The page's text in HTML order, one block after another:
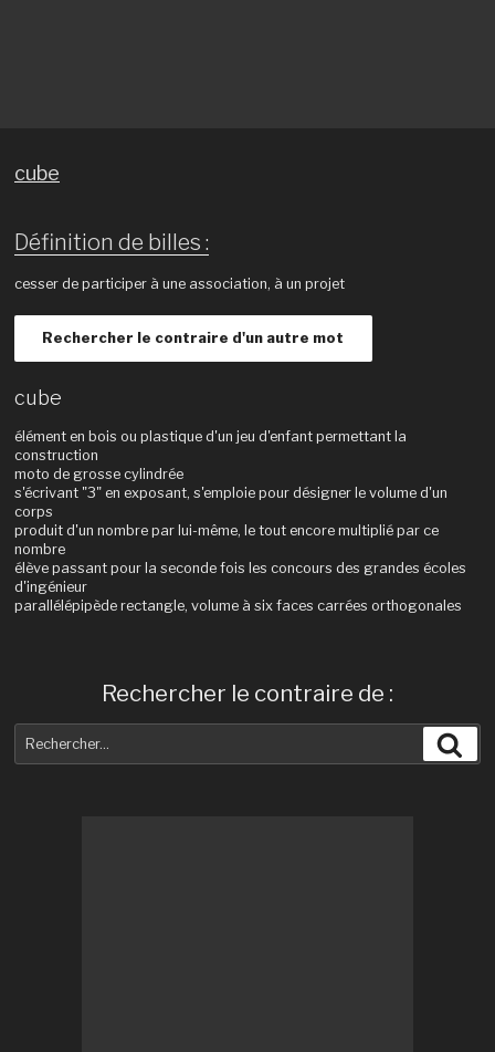
cube
Définition de billes :
cesser de participer à une association, à un projet
Rechercher le contraire d'un autre mot
cube
élément en bois ou plastique d'un jeu d'enfant permettant la
construction
moto de grosse cylindrée
s'écrivant "3" en exposant, s'emploie pour désigner le volume d'un
corps
produit d'un nombre par lui-même, le tout encore multiplié par ce
nombre
élève passant pour la seconde fois les concours des grandes écoles
d'ingénieur
parallélépipède rectangle, volume à six faces carrées orthogonales
Rechercher le contraire de :
pour